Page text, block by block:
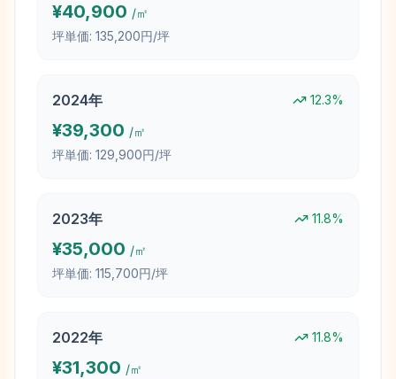
¥40,900 /㎡
坪単価: 135,200円/坪
2024年 12.3%
¥39,300 /㎡
坪単価: 129,900円/坪
2023年 11.8%
¥35,000 /㎡
坪単価: 115,700円/坪
2022年 11.8%
¥31,300 /㎡